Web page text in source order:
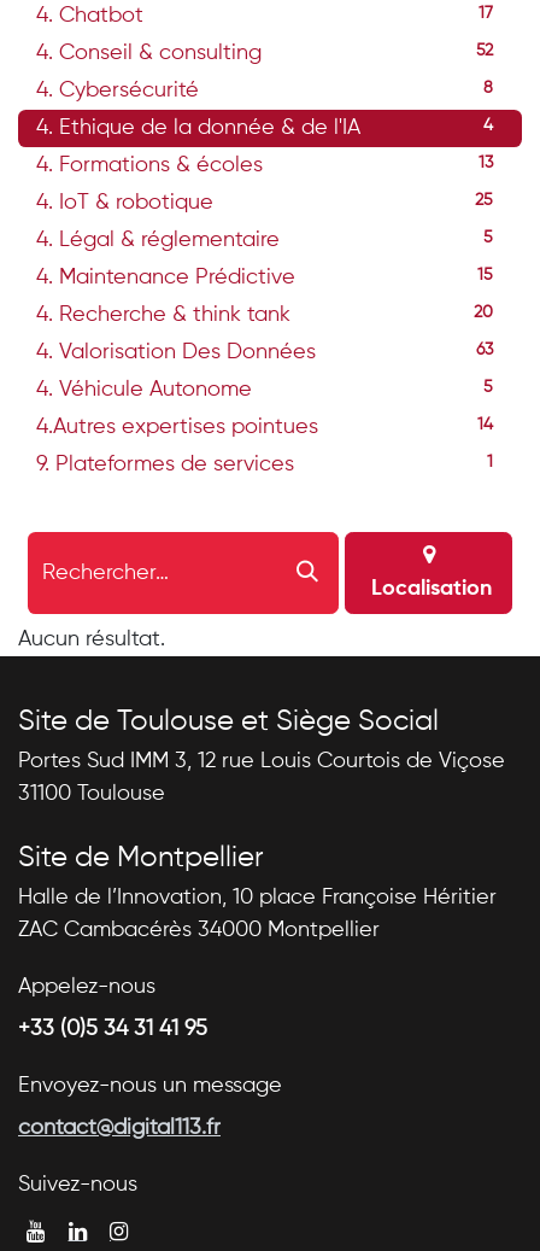
4. Chatbot 17
4. Conseil & consulting 52
4. Cybersécurité 8
4. Ethique de la donnée & de l'IA 4
4. Formations & écoles 13
4. IoT & robotique 25
4. Légal & réglementaire 5
4. Maintenance Prédictive 15
4. Recherche & think tank 20
4. Valorisation Des Données 63
4. Véhicule Autonome 5
4.Autres expertises pointues 14
9. Plateformes de services
Localisation
Aucun résultat.
Site de Toulouse et Siège Social
Portes Sud IMM 3, 12 rue Louis Courtois de Viçose
31100 Toulouse
Site de Montpellier
Halle de l’Innovation, 10 place Françoise Héritier
ZAC Cambacérès 34000 Montpellier
Appelez-nous
+33 (0)5 34 31 41 95
Envoyez-nous un message
contact@digital113.fr
Suivez-nous